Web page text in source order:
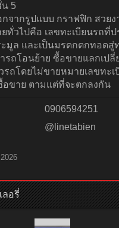
น 5
จากรูปแบบ กราฟฟิก สวยง
ทั่วไปคือ เลขทะเบียนรถที่ป
มูล และเป็นมรดกตกทอดสู่
ถโอนย้าย ซื้อขายแลกเปลี่
รถโดยไม่ขายหมายเลขทะเ
อขาย ตามแต่ที่จะตกลงกัน
0906594251
@linetabien
ลอรี่